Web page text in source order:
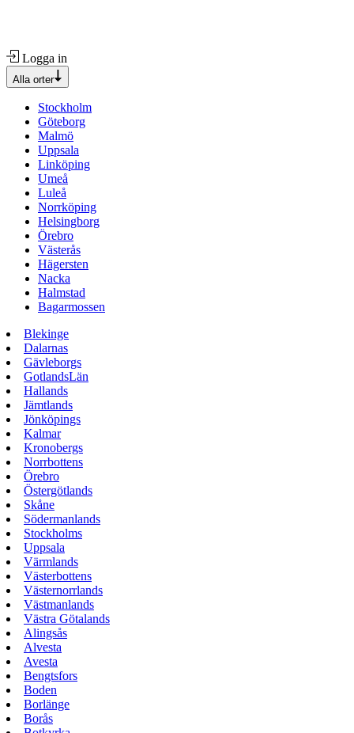
Logga in
Alla orter
Stockholm
Göteborg
Malmö
Uppsala
Linköping
Umeå
Luleå
Norrköping
Helsingborg
Örebro
Västerås
Hägersten
Nacka
Halmstad
Bagarmossen
Blekinge
Dalarnas
Gävleborgs
GotlandsLän
Hallands
Jämtlands
Jönköpings
Kalmar
Kronobergs
Norrbottens
Örebro
Östergötlands
Skåne
Södermanlands
Stockholms
Uppsala
Värmlands
Västerbottens
Västernorrlands
Västmanlands
Västra Götalands
Alingsås
Alvesta
Avesta
Bengtsfors
Boden
Borlänge
Borås